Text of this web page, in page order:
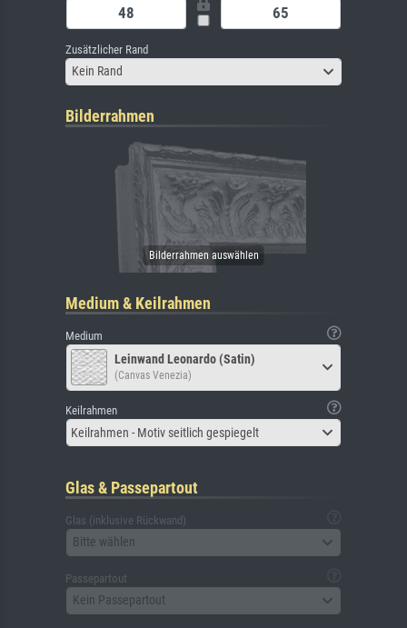
Zusätzlicher Rand
Kein Rand
Bilderrahmen
Medium & Keilrahmen
Medium
Leinwand Leonardo (Satin)
(Canvas Venezia)
Keilrahmen
Keilrahmen - Motiv seitlich gespiegelt
Glas & Passepartout
Glas (inklusive Rückwand)
Bitte wählen
Passepartout
Kein Passepartout